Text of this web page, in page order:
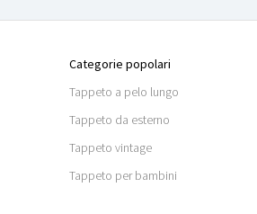
Categorie popolari
Tappeto a pelo lungo
Tappeto da esterno
Tappeto vintage
Tappeto per bambini